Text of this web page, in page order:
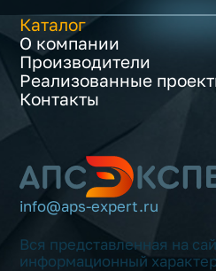
Каталог
О компании
Производители
Реализованные
Контакты
info@aps-expert.ru
Вся представленная на
информационный